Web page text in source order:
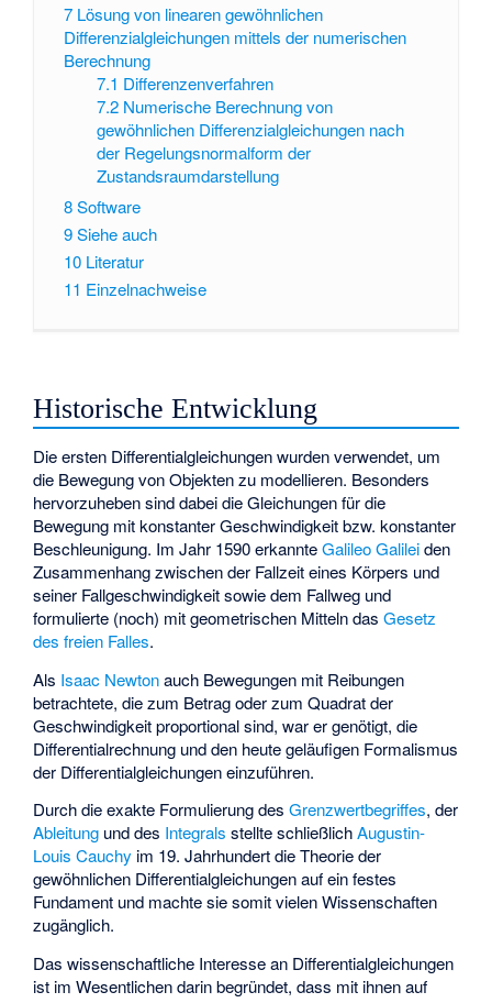
7 Lösung von linearen gewöhnlichen
Differenzialgleichungen mittels der numerischen
Berechnung
7.1 Differenzenverfahren
7.2 Numerische Berechnung von
gewöhnlichen Differenzialgleichungen nach
der Regelungsnormalform der
Zustandsraumdarstellung
8Software
9Siehe auch
10 Literatur
11 Einzelnachweise
Historische Entwicklung
Die ersten Differentialgleichungen wurden verwendet, um
die Bewegung von Objekten zu modellieren. Besonders
hervorzuheben sind dabei die Gleichungen für die
Bewegung mit konstanter Geschwindigkeit bzw. konstanter
Beschleunigung. Im Jahr 1590 erkannteGalileo Galileiden
Zusammenhang zwischen der Fallzeit eines Körpers und
seiner Fallgeschwindigkeit sowie dem Fallweg und
formulierte (noch) mit geometrischen Mitteln dasGesetz
des freien Falles.
Als Isaac Newtonauch Bewegungen mit Reibungen
betrachtete, die zum Betrag oder zum Quadrat der
Geschwindigkeit proportional sind, war er genötigt, die
Differentialrechnung und den heute geläufigen Formalismus
der Differentialgleichungen einzuführen.
Durch die exakte Formulierung desGrenzwertbegriffes, der
Ableitung und des Integrals stellte schließlichAugustin-
Louis Cauchy im 19. Jahrhundert die Theorie der
gewöhnlichen Differentialgleichungen auf ein festes
Fundament und machte sie somit vielen Wissenschaften
zugänglich.
Das wissenschaftliche Interesse an Differentialgleichungen
ist im Wesentlichen darin begründet, dass mit ihnen auf